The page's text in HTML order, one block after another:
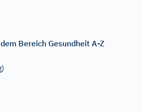
Bereich Gesundheit A-Z